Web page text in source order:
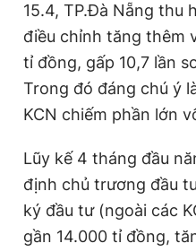
Sản phẩm khác
Tiện ích
Thông tin tòa soạn
15.4, TP.Đà Nẵng thu
điều chỉnh tăng thêm
tỉ đồng, gấp 10,7 lần
Trong đó đáng chú ý
KCN chiếm phần lớn
Lũy kế 4 tháng đầu
định chủ trương đầu
ký đầu tư (ngoài các
gần 14.000 tỉ đồng,